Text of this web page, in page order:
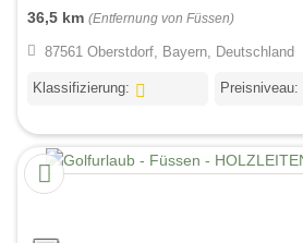
36,5 km (Entfernung von Füssen)
87561 Oberstdorf, Bayern, Deutschland
Klassifizierung: Preisniveau: